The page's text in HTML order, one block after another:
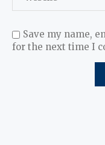
Save my name,
for the next time I